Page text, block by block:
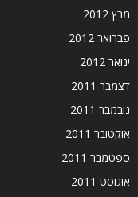
מרץ 2012
פברואר 2012
ינואר 2012
דצמבר 2011
נובמבר 2011
אוקטובר 2011
ספטמבר 2011
אוגוסט 2011